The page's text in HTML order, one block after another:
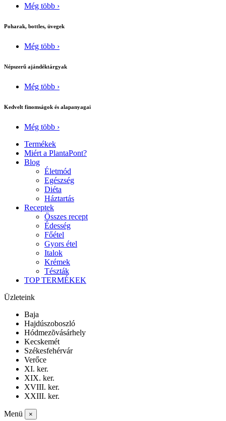
Még több ›
Poharak, bottles, üvegek
Még több ›
Népszerű ajándéktárgyak
Még több ›
Kedvelt finomságok és alapanyagai
Még több ›
Termékek
Miért a PlantaPont?
Blog
Életmód
Egészség
Diéta
Háztartás
Receptek
Összes recept
Édesség
Főétel
Gyors étel
Italok
Krémek
Tészták
TOP TERMÉKEK
Üzleteink
Baja
Hajdúszoboszló
Hódmezõvásárhely
Kecskemét
Székesfehérvár
Verőce
XI. ker.
XIX. ker.
XVIII. ker.
XXIII. ker.
Menü ×